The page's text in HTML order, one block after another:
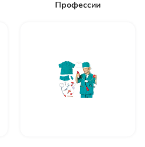
Профессии